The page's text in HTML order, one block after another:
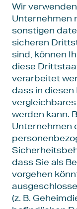
Wir
Unternehmen
sonstigen
sicheren
sind, können
diese
verarbeitet
dass in diesen
werden kann.
Unternehmen
dass Sie als
vorgehen
(z. B.